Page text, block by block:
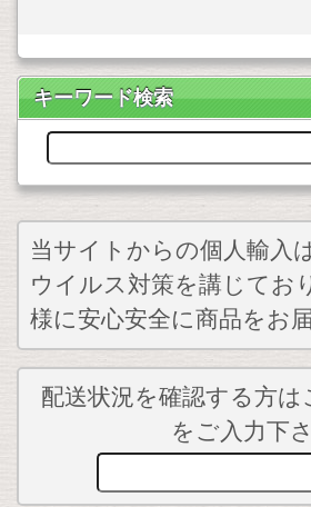
キーワード検索
当サイトからの個人輸入
ウイルス対策を講じてお
様に安心安全に商品をお
配送状況を確認する方
をご入力下さ